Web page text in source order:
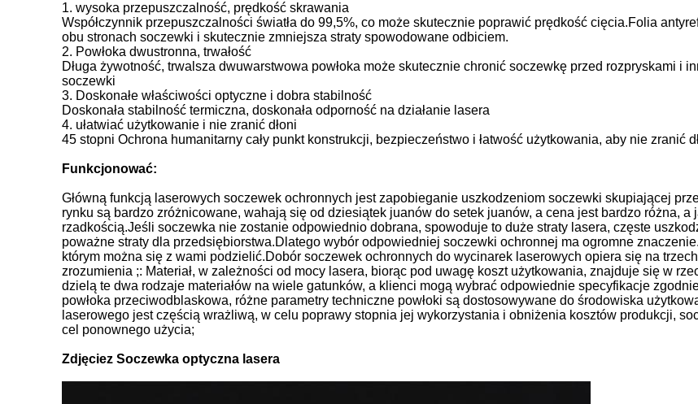
1. wysoka przepuszczalność, prędkość skrawania
Współczynnik przepuszczalności światła do 99,5%, co może skutecznie poprawić prędkość cięcia.Folia
obu stronach soczewki i skutecznie zmniejsza straty spowodowane odbiciem.
2. Powłoka dwustronna, trwałość
Długa żywotność, trwalsza dwuwarstwowa powłoka może skutecznie chronić soczewkę przed rozpryskami i
soczewki
3. Doskonałe właściwości optyczne i dobra stabilność
Doskonała stabilność termiczna, doskonała odporność na działanie lasera
4. ułatwiać użytkowanie i nie zranić dłoni
45 stopni Ochrona humanitarny cały punkt konstrukcji, bezpieczeństwo i łatwość użytkowania, aby nie zranić
Funkcjonować:
Główną funkcją laserowych soczewek ochronnych jest zapobieganie uszkodzeniom soczewki skupiającej
rynku są bardzo zróżnicowane, wahają się od dziesiątek juanów do setek juanów, a cena jest bardzo różna,
rzadkością.Jeśli soczewka nie zostanie odpowiednio dobrana, spowoduje to duże straty lasera, częste
poważne straty dla przedsiębiorstwa.Dlatego wybór odpowiedniej soczewki ochronnej ma ogromne
którym można się z wami podzielić.Dobór soczewek ochronnych do wycinarek laserowych opiera się na
zrozumienia ;: Materiał, w zależności od mocy lasera, biorąc pod uwagę koszt użytkowania, znajduje się w
dzielą te dwa rodzaje materiałów na wiele gatunków, a klienci mogą wybrać odpowiednie specyfikacje
powłoka przeciwodblaskowa, różne parametry techniczne powłoki są dostosowywane do środowiska
laserowego jest częścią wrażliwą, w celu poprawy stopnia jej wykorzystania i obniżenia kosztów produkcji,
cel ponownego użycia;
Zdjęciez Soczewka optyczna lasera